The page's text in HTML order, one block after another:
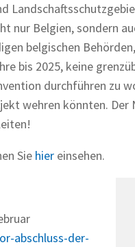
nur Belgien, sondern
belgischen
bis 2025, keine
durchführen zu
wehren könnten.
Sie hier einsehen.
abschluss-der-